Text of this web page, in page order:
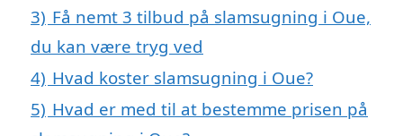
3) Få nemt 3 tilbud på slamsugning i Oue,
du kan være tryg ved
4) Hvad koster slamsugning i Oue?
5) Hvad er med til at bestemme prisen på